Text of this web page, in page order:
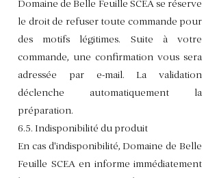
Domaine de Belle Feuille SCEA se réserve
le droit de refuser toute commande pour
des motifs légitimes. Suite à votre
commande, une confirmation vous sera
adressée par e-mail. La validation
déclenche automatiquement la
préparation.
6.5. Indisponibilité du produit
En cas d'indisponibilité, Domaine de Belle
Feuille SCEA en informe immédiatement